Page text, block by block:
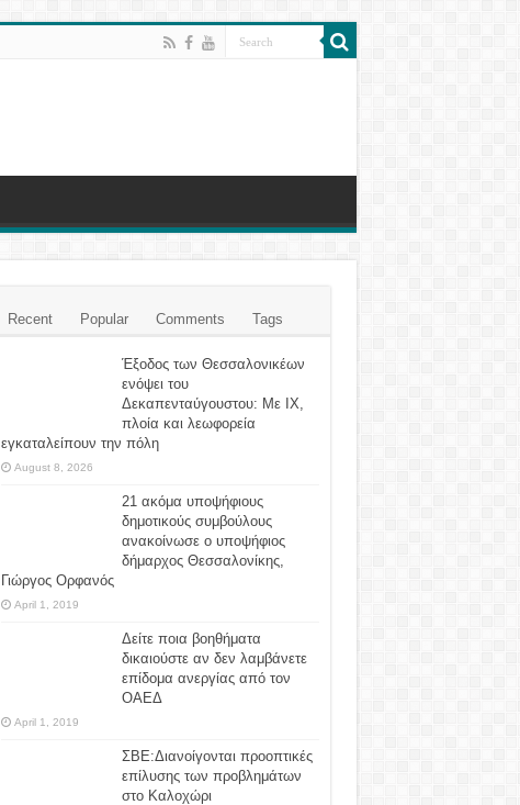
Recent Popular Comments Tags
Έξοδος των Θεσσαλονικέων
ενόψει του
Δεκαπενταύγουστου: Με ΙΧ,
πλοία και λεωφορεία
εγκαταλείπουν την πόλη
August 8, 2026
21 ακόμα υποψήφιους
δημοτικούς συμβούλους
ανακοίνωσε ο υποψήφιος
δήμαρχος Θεσσαλονίκης,
Γιώργος Ορφανός
April 1, 2019
Δείτε ποια βοηθήματα
δικαιούστε αν δεν λαμβάνετε
επίδομα ανεργίας από τον
ΟΑΕΔ
April 1, 2019
ΣΒΕ:Διανοίγονται προοπτικές
επίλυσης των προβλημάτων
στο Καλοχώρι